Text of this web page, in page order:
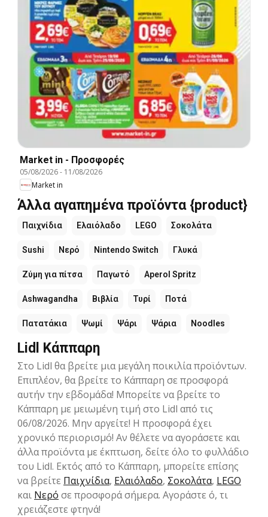
Market in - Προσφορές
05/08/2026- 11/08/2026
Market in
Άλλα αγαπημένα προϊόντα {product}
Παιχνίδια Ελαιόλαδο LEGO Σοκολάτα
Sushi Νερό Nintendo Switch Γλυκά
Ζύμη για πίτσα Παγωτό Aperol Spritz
Ashwagandha Βιβλία Τυρί Ποτά
Πατατάκια Ψωμί Ψάρι Ψάρια Noodles
Lidl Κάππαρη
Στο Lidl θα βρείτε μια μεγάλη ποικιλία προϊόντων.
Επιπλέον, θα βρείτε το Κάππαρη σε προσφορά
αυτήν την εβδομάδα! Μπορείτε να βρείτε το
Κάππαρη με μειωμένη τιμή στο Lidl από τις
06/08/2026. Μην αργείτε! Η προσφορά έχει
χρονικό περιορισμό! Αν θέλετε να αγοράσετε και
άλλα προϊόντα με έκπτωση, δείτε όλο το φυλλάδιο
του Lidl. Εκτός από το Κάππαρη, μπορείτε επίσης
να βρείτε Παιχνίδια, Ελαιόλαδο, Σοκολάτα, LEGO
και Νερό σε προσφορά σήμερα. Αγοράστε ό, τι
χρειάζεστε φτηνά!